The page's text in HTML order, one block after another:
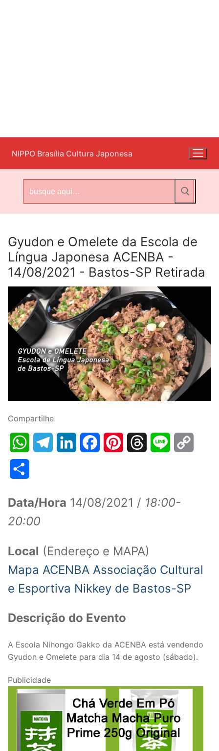
para
o
conteúdo
NIPPO Brasília Cultura Japonesa
por:
Gyudon e Omelete da Escola de
Língua Japonesa ACENBA -
14/08/2021 - Bastos-SP Retirada
Compartilhe
WhatsAppTelegramLinkedInFacebookPinterestThreads Line
Data/Hora 14/08/2021 / 18:00-
20:00
Local (Endereço e MAPA)
Mapa ACENBA Associação Cultural
e Esportiva Nikkey de Bastos-SP
Descrição do Evento
A Escola Nihongo Gakko da ACENBA está vendendo
Gyudon e Omelete para dia 14 de agosto (sábado).
Publicidade